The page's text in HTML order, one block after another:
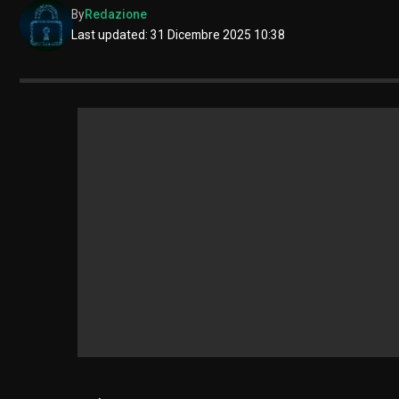
Last updated: 31 Dicembre 2025 10:38
ByRedazione